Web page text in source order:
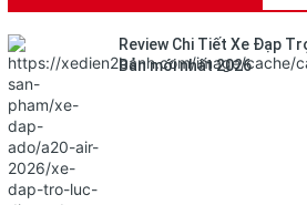
Review Chi Tiết Xe Đạp
Bản mới nhất 2026